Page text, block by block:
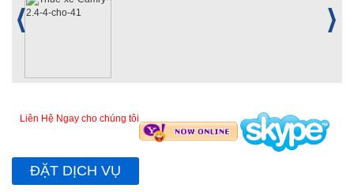
Liên Hệ Ngay cho chúng tôi
ĐẶT DỊCH VỤ